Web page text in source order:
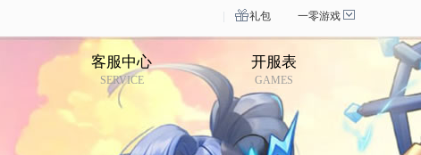
一零游戏
礼包
客服中心
SERVICE
开服表
GAMES